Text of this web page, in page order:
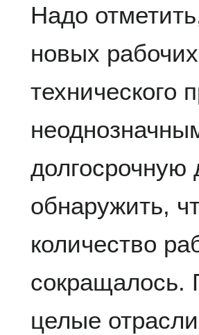
Надо
новых
технического
обнаружить,
количество
сокращалось.
целые